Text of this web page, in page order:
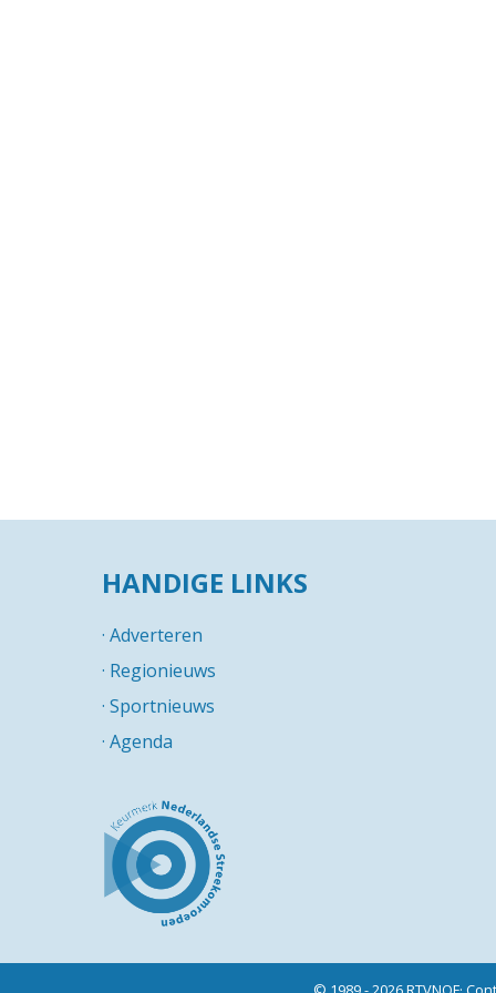
HANDIGE LINKS
· Adverteren
· Regionieuws
· Sportnieuws
· Agenda